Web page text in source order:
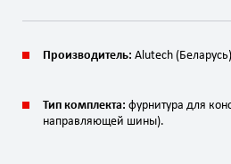
Производитель: Alutech
Тип комплекта: фурнитура для
направляющей шины).